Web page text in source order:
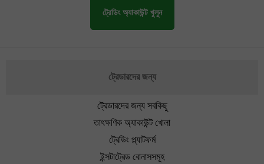
ট্রেডিং অ্যাকাউন্ট খুলুন
ট্রেডারদের জন্য
ট্রেডারদের জন্য সবকিছু
তাৎক্ষণিক অ্যাকাউন্ট খোলা
ট্রেডিং প্ল্যাটফর্ম
ইন্সটাট্রেড বোনাসসমূহ